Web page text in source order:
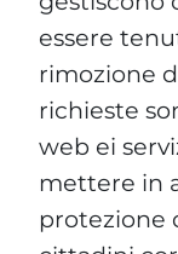
essere
rimozione
richieste
web ei
mettere in
protezione